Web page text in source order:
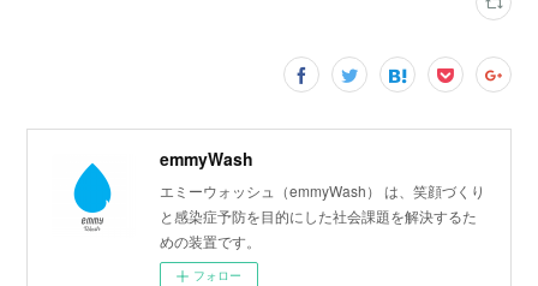
emmyWash
エミーウォッシュ（emmyWash） は、笑顔づくり
と感染症予防を目的にした社会課題を解決するた
めの装置です。
フォロー